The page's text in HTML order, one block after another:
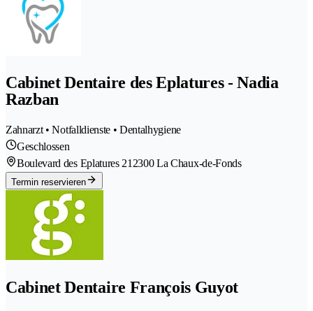
Cabinet Dentaire des Eplatures - Nadia
Razban
Zahnarzt • Notfalldienste • Dentalhygiene
Geschlossen
Boulevard des Eplatures 21 2300 La Chaux-de-Fonds
Termin reservieren
Cabinet Dentaire François Guyot